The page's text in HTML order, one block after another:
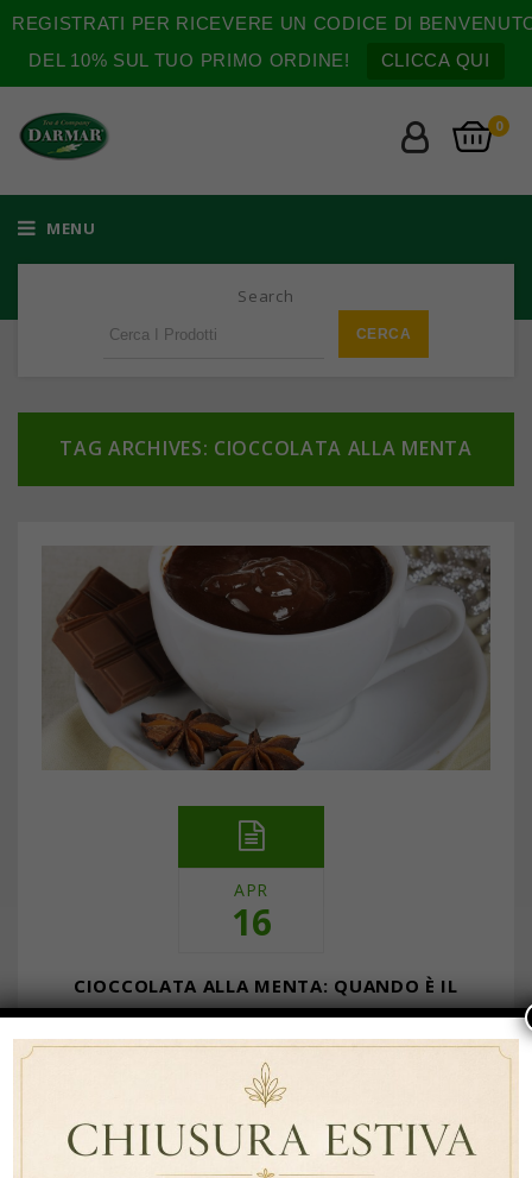
REGISTRATI PER RICEVERE UN CODICE DI
DEL 10% SUL TUO PRIMO ORDINE!
CLICCA QUI
0
MENU
Search
TAG ARCHIVES: CIOCCOLATA ALLA MENTA
APR
16
CIOCCOLATA ALLA MENTA: QUANDO È IL
MOMENTO PER GUSTARLA
… Continua a leggere
By Data Solubili
Cioccolato
Cioccolata Calda, Cioccolata Alla Menta
Cioccolata
Solubile